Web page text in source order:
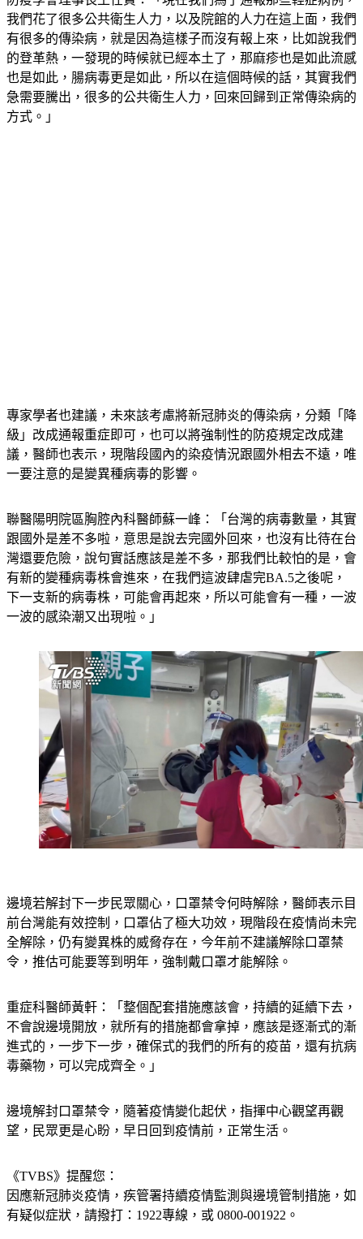
我們花了很多公共衛生人力，以及院館的人力在這上面，我們
有很多的傳染病，就是因為這樣子而沒有報上來，比如說我們
的登革熱，一發現的時候就已經本土了，那麻疹也是如此流感
也是如此，腸病毒更是如此，所以在這個時候的話，其實我們
急需要騰出，很多的公共衛生人力，回來回歸到正常傳染病的
方式。」
專家學者也建議，未來該考慮將新冠肺炎的傳染病，分類「降
級」改成通報重症即可，也可以將強制性的防疫規定改成建
議，醫師也表示，現階段國內的染疫情況跟國外相去不遠，唯
一要注意的是變異種病毒的影響。
聯醫陽明院區胸腔內科醫師蘇一峰：「台灣的病毒數量，其實
跟國外是差不多啦，意思是說去完國外回來，也沒有比待在台
灣還要危險，說句實話應該是差不多，那我們比較怕的是，會
有新的變種病毒株會進來，在我們這波肆虐完BA.5之後呢，
下一支新的病毒株，可能會再起來，所以可能會有一種，一波
一波的感染潮又出現啦。」
邊境若解封下一步民眾關心，口罩禁令何時解除，醫師表示目
前台灣能有效控制，口罩佔了極大功效，現階段在疫情尚未完
全解除，仍有變異株的威脅存在，今年前不建議解除口罩禁
令，推估可能要等到明年，強制戴口罩才能解除。
重症科醫師黃軒：「整個配套措施應該會，持續的延續下去，
不會說邊境開放，就所有的措施都會拿掉，應該是逐漸式的漸
進式的，一步下一步，確保式的我們的所有的疫苗，還有抗病
毒藥物，可以完成齊全。」
邊境解封口罩禁令，隨著疫情變化起伏，指揮中心觀望再觀
望，民眾更是心盼，早日回到疫情前，正常生活。
《TVBS》提醒您：
因應新冠肺炎疫情，疾管署持續疫情監測與邊境管制措施， 如
有疑似症狀，請撥打：1922專線，或 0800-001922。